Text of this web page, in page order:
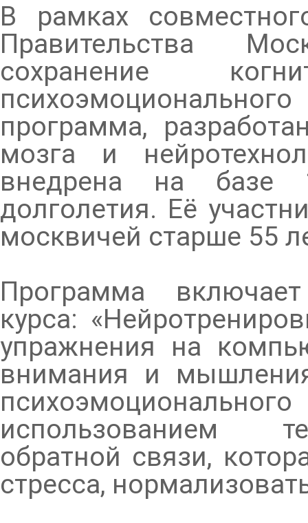
В рамках
Правительства
сохранение
программа,
мозга и
внедрена на базе
долголетия. Её
москвичей старше 55
Программа
курса:
упражнения на
внимания и
использованием
обратной связи,
стресса,